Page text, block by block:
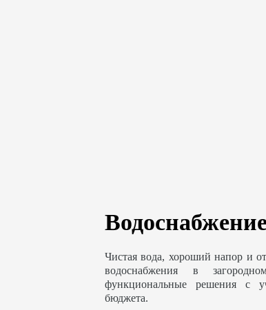
Чистая вода, хороший напор и
водоснабжения в
функциональные решения с
бюджета.